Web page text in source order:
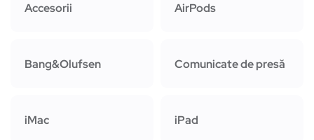
Accesorii AirPods
Bang&Olufsen Comunicate de presă
iMac iPad